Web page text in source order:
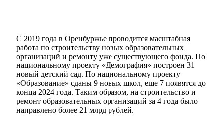
С 2019 года в Оренбуржье проводится масштабная
работа по строительству новых образовательных
организаций и ремонту уже существующего фонда. По
национальному проекту «Демография» построен 31
новый детский сад. По национальному проекту
«Образование» сданы 9 новых школ, еще 7 появятся до
конца 2024 года. Таким образом, на строительство и
ремонт образовательных организаций за 4 года было
направлено более 21 млрд рублей.